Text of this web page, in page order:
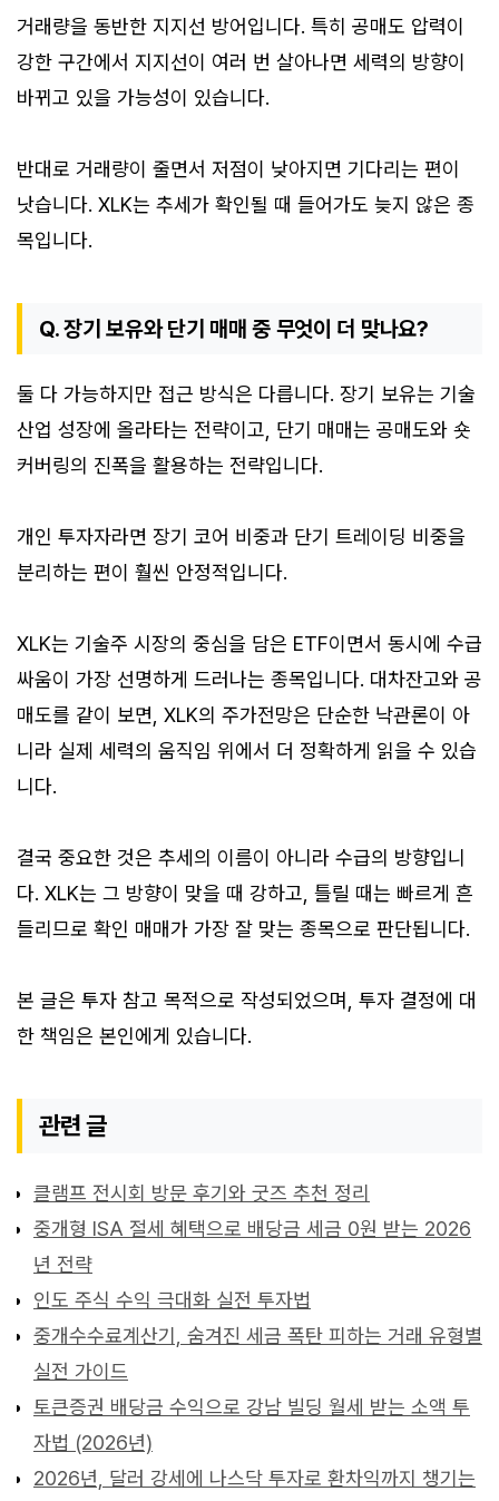
거래량을 동반한 지지선 방어입니다. 특히 공매도 압력이
강한 구간에서 지지선이 여러 번 살아나면 세력의 방향이
바뀌고 있을 가능성이 있습니다.
반대로 거래량이 줄면서 저점이 낮아지면 기다리는 편이
낫습니다. XLK는 추세가 확인될 때 들어가도 늦지 않은 종
목입니다.
Q. 장기 보유와 단기 매매 중 무엇이 더 맞나요?
둘 다 가능하지만 접근 방식은 다릅니다. 장기 보유는 기술
산업 성장에 올라타는 전략이고, 단기 매매는 공매도와 숏
커버링의 진폭을 활용하는 전략입니다.
개인 투자자라면 장기 코어 비중과 단기 트레이딩 비중을
분리하는 편이 훨씬 안정적입니다.
XLK는 기술주 시장의 중심을 담은 ETF이면서 동시에 수급
싸움이 가장 선명하게 드러나는 종목입니다. 대차잔고와 공
매도를 같이 보면, XLK의 주가전망은 단순한 낙관론이 아
니라 실제 세력의 움직임 위에서 더 정확하게 읽을 수 있습
니다.
결국 중요한 것은 추세의 이름이 아니라 수급의 방향입니
다. XLK는 그 방향이 맞을 때 강하고, 틀릴 때는 빠르게 흔
들리므로 확인 매매가 가장 잘 맞는 종목으로 판단됩니다.
본 글은 투자 참고 목적으로 작성되었으며, 투자 결정에 대
한 책임은 본인에게 있습니다.
관련 글
클램프 전시회 방문 후기와 굿즈 추천 정리
중개형 ISA 절세 혜택으로 배당금 세금 0원 받는 2026
년 전략
인도 주식 수익 극대화 실전 투자법
중개수수료계산기, 숨겨진 세금 폭탄 피하는 거래 유형별
실전 가이드
토큰증권 배당금 수익으로 강남 빌딩 월세 받는 소액 투
자법 (2026년)
2026년, 달러 강세에 나스닥 투자로 환차익까지 챙기는